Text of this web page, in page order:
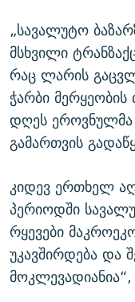
„სავალუტო
მსხვილი
რაც ლარის
ჭარბი
დღეს ეროვნულმა
გამართვის
კიდევ ერთხელ
პერიოდში
რყევები
უკავშირდება და
მოკლევადიანია“,